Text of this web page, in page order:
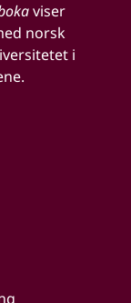
viser
norsk
i